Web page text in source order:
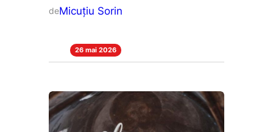
deMicuțiu Sorin
26 mai 2026